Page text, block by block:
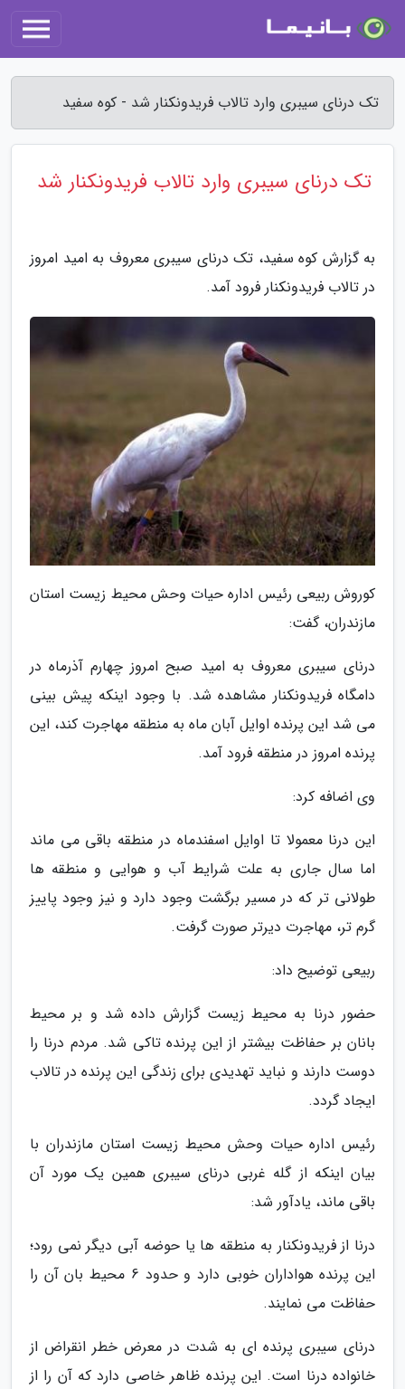
تک درنای سیبری وارد تالاب فریدونکنار شد - کوه سفید
تک درنای سیبری وارد تالاب فریدونکنار شد
به گزارش کوه سفید، تک درنای سیبری معروف به امید امروز
در تالاب فریدونکنار فرود آمد.
کوروش ربیعی رئیس اداره حیات وحش محیط زیست استان
مازندران، گفت:
درنای سیبری معروف به امید صبح امروز چهارم آذرماه در
دامگاه فریدونکنار مشاهده شد. با وجود اینکه پیش بینی
می شد این پرنده اوایل آبان ماه به منطقه مهاجرت کند، این
پرنده امروز در منطقه فرود آمد.
وی اضافه کرد:
این درنا معمولا تا اوایل اسفندماه در منطقه باقی می ماند
اما سال جاری به علت شرایط آب و هوایی و منطقه ها
طولانی تر که در مسیر برگشت وجود دارد و نیز وجود پاییز
گرم تر، مهاجرت دیرتر صورت گرفت.
ربیعی توضیح داد:
حضور درنا به محیط زیست گزارش داده شد و بر محیط
بانان بر حفاظت بیشتر از این پرنده تاکی شد. مردم درنا را
دوست دارند و نباید تهدیدی برای زندگی این پرنده در تالاب
ایجاد گردد.
رئیس اداره حیات وحش محیط زیست استان مازندران با
بیان اینکه از گله غربی درنای سیبری همین یک مورد آن
باقی ماند، یادآور شد:
درنا از فریدونکنار به منطقه ها یا حوضه آبی دیگر نمی رود؛
این پرنده هواداران خوبی دارد و حدود 6 محیط بان آن را
حفاظت می نمایند.
درنای سیبری پرنده ای به شدت در معرض خطر انقراض از
خانواده درنا است. این پرنده ظاهر خاصی دارد که آن را از